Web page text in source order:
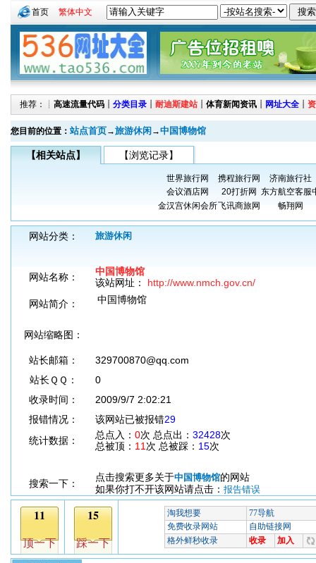
首页 繁体中文
推荐：┊ 高速流量代码 ┊ 分类目录 ┊ 耐迪斯建站 ┊ 体育新闻资讯 ┊ 网址大全 ┊
您目前的位置： 站点首页→旅游休闲 →中国博物馆
【相关站点】 【浏览记录】
世界旅行网 携程旅行网
济南旅行社
会议酒店网
20打折网 东方航空客服
金汉宫休闲会所飞讯商旅网 畅翔网
网站分类： 旅游休闲
网站名称：
中国博物馆
该站网址： http://www.nmch.gov.cn/
网站简介：
中国博物馆
网站缩略图：
站长邮箱：
329700870@qq.com
站长ＱＱ：
0
收录时间：
2009/9/7 2:02:21
报错情况：
该网站已被报错29
统计数据：
总点入： 0次 总点出： 32428次
总被顶： 11 次 总被踩： 15次
搜索一下：
点击搜索更多关于中国博物馆的网站
如果你打不开该网站请点击： 报告错误